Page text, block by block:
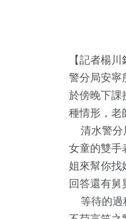
【記者楊
警分局安寧
於傍晚下課
種情形，老
清水警分
女童的雙手
姐來幫你找
回答還有舅
等待的過